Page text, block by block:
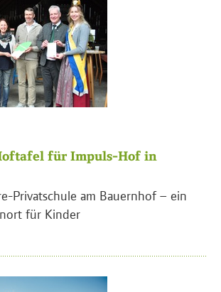
für Impuls-Hof in
Privatschule am Bauernhof – ein
für Kinder